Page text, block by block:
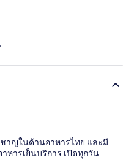
ชาญในด้านอาหารไทย และมี
หารเย็นบริการ เปิดทุกวัน